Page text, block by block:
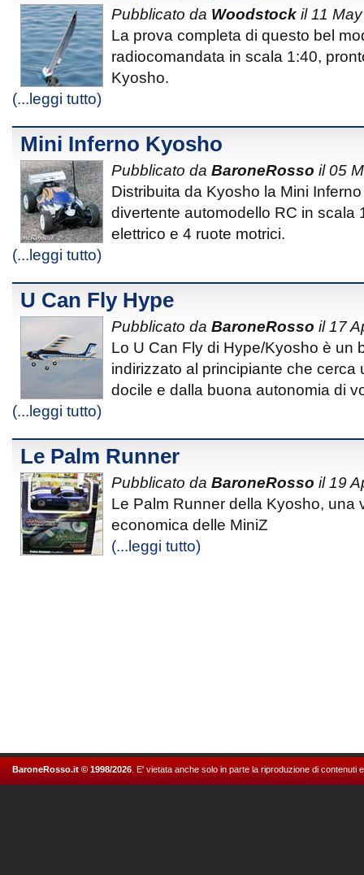
Pubblicato da Woodstock il 11
La prova completa di questo bel
radiocomandata in scala 1:40,
Kyosho.
(...leggi tutto)
Mini Inferno Kyosho
Pubblicato da BaroneRosso il 05
Distribuita da Kyosho la Mini
divertente automodello RC in scala
elettrico e 4 ruote motrici.
(...leggi tutto)
U Can Fly Hype
Pubblicato da BaroneRosso il 17
Lo U Can Fly di Hype/Kyosho è un
indirizzato al principiante che cerca
docile e dalla buona autonomia di
(...leggi tutto)
Le Palm Runner
Pubblicato da BaroneRosso il 19
Le Palm Runner della Kyosho, una
economica delle MiniZ
(...leggi tutto)
BaroneRosso.it © 1998/2026 . E' vietata anche solo in parte la riproduzione di contenuti